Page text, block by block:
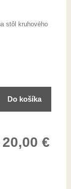
stôl kruhového
Do košíka
20,00 €